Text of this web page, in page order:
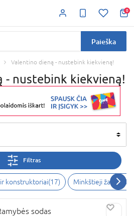
0
Paieška
Valentino dieną - nustebink kiekvieną!
- nustebink kiekvieną!
Filtras
ir konstruktoriai(17) Minkštieji žaislai 15
sodas